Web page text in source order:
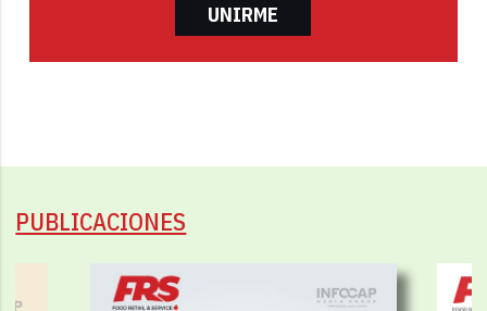
UNIRME
PUBLICACIONES